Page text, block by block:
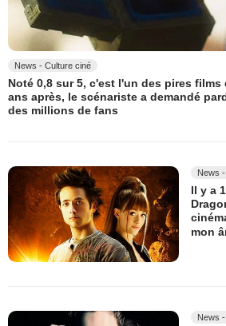
News - Culture ciné
Noté 0,8 sur 5, c'est l'un des pires
ans après, le scénariste a demandé
des millions de fans
News
Il y a
mon
News